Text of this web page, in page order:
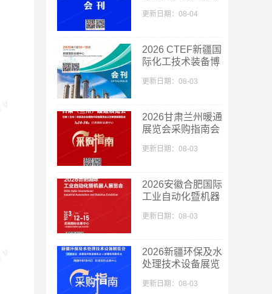
中医药大健康博览
更新日期：08-04
2026 CTEF新疆国
际化工技术装备博
工展参展商名录
更新日期：08-03
2026甘肃兰州暖通
展览会采购指南会
更新日期：08-03
2026安徽合肥国际
工业自动化暨机器
展商名录
更新日期：08-03
2026新疆环保及水
处理技术设备展览
参展商名录
更新日期：08-03